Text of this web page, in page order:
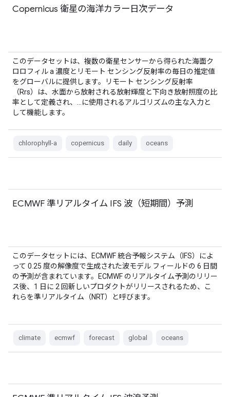
Copernicus 衛星の海洋カラー日次データ
このデータセットは、複数の衛星センサーから得られた海面ク
ロロフィル a 濃度とリモート センシング反射率の毎日の推定値
をグローバルに提供します。リモート センシング反射率
（Rrs）は、水面から放射される放射輝度と下向き放射照度の比
率として定義され、…に使用されるアルゴリズムの主な入力と
して機能します。
chlorophyll-a copernicus daily oceans
ECMWF 準リアルタイム IFS 波（短期間）予測
このデータセットには、ECMWF 統合予報システム（IFS）によ
って 0.25 度の解像度で生成された波モデル フィールドの 6 日間
の予測が含まれています。ECMWF のリアルタイム予測のリリー
ス後、1 日に 2 回新しいプロダクトがリリースされるため、こ
れらを準リアルタイム（NRT）と呼びます。
climate ecmwf forecast global oceans